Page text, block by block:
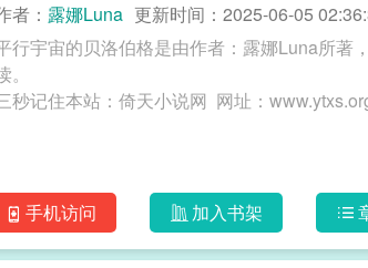
者： 露娜Luna 更新时间：2025-06-05
行宇宙的贝洛伯格是由作者：露娜Luna所著
。
手机访问 加入书架